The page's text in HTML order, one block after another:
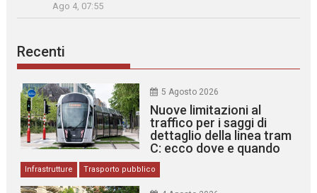
Ago 4, 07:55
Recenti
5 Agosto 2026
Nuove limitazioni al
traffico per i saggi di
dettaglio della linea tram
C: ecco dove e quando
Infrastrutture Trasporto pubblico